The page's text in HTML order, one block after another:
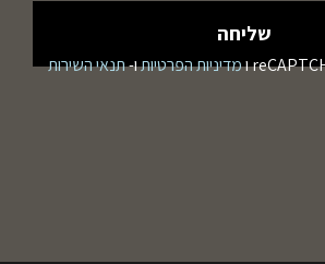
מדיניות הפרטיותו-תנאי השירות